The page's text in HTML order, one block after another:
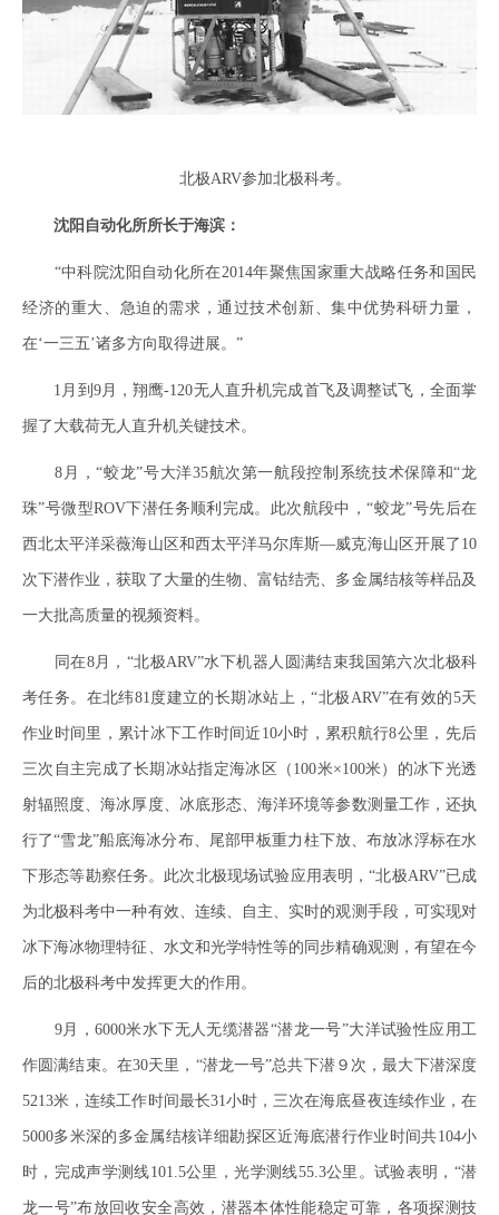
北极ARV参加北极科考。
沈阳自动化所所长于海滨：
“中科院沈阳自动化所在2014年聚焦国家重大战略任务和国民
经济的重大、急迫的需求，通过技术创新、集中优势科研力量，
在‘一三五’诸多方向取得进展。”
1月到9月，翔鹰-120无人直升机完成首飞及调整试飞，全面掌
握了大载荷无人直升机关键技术。
8月，“蛟龙”号大洋35航次第一航段控制系统技术保障和“龙
珠”号微型ROV下潜任务顺利完成。此次航段中，“蛟龙”号先后在
西北太平洋采薇海山区和西太平洋马尔库斯—威克海山区开展了10
次下潜作业，获取了大量的生物、富钴结壳、多金属结核等样品及
一大批高质量的视频资料。
同在8月，“北极ARV”水下机器人圆满结束我国第六次北极科
考任务。在北纬81度建立的长期冰站上，“北极ARV”在有效的5天
作业时间里，累计冰下工作时间近10小时，累积航行8公里，先后
三次自主完成了长期冰站指定海冰区（100米×100米）的冰下光透
射辐照度、海冰厚度、冰底形态、海洋环境等参数测量工作，还执
行了“雪龙”船底海冰分布、尾部甲板重力柱下放、布放冰浮标在水
下形态等勘察任务。此次北极现场试验应用表明，“北极ARV”已成
为北极科考中一种有效、连续、自主、实时的观测手段，可实现对
冰下海冰物理特征、水文和光学特性等的同步精确观测，有望在今
后的北极科考中发挥更大的作用。
9月，6000米水下无人无缆潜器“潜龙一号”大洋试验性应用工
作圆满结束。在30天里，“潜龙一号”总共下潜９次，最大下潜深度
5213米，连续工作时间最长31小时，三次在海底昼夜连续作业，在
5000多米深的多金属结核详细勘探区近海底潜行作业时间共104小
时，完成声学测线101.5公里，光学测线55.3公里。试验表明，“潜
龙一号”布放回收安全高效，潜器本体性能稳定可靠，各项探测技